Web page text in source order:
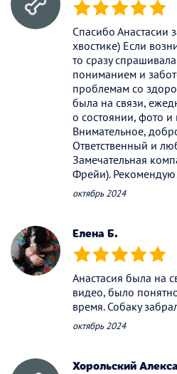
(*) (*) (*) (*) (*)
Спасибо Анастасии
хвостике) Если
то сразу
пониманием и
проблемам со
была на связи,
о состоянии, фото и
Внимательное,
Ответственный и
Замечательная
Фрейи).
октябрь 2024
Елена Б.
(*) (*) (*) (*) (*)
Анастасия была на
видео, было
время. Собаку
октябрь 2024
Хорольский